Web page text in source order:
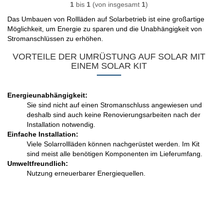
1 bis 1 (von insgesamt 1)
Das Umbauen von Rollläden auf Solarbetrieb ist eine großartige
Möglichkeit, um Energie zu sparen und die Unabhängigkeit von
Stromanschlüssen zu erhöhen.
VORTEILE DER UMRÜSTUNG AUF SOLAR MIT
EINEM SOLAR KIT
Energieunabhängigkeit:
Sie sind nicht auf einen Stromanschluss angewiesen und
deshalb sind auch keine Renovierungsarbeiten nach der
Installation notwendig.
Einfache Installation:
Viele Solarrollläden können nachgerüstet werden. Im Kit
sind meist alle benötigen Komponenten im Lieferumfang.
Umweltfreundlich:
Nutzung erneuerbarer Energiequellen.